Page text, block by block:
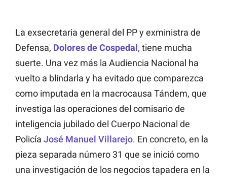
La exsecretaria general del PP y exministra de
Defensa, Dolores de Cospedal, tiene mucha
suerte. Una vez más la Audiencia Nacional ha
vuelto a blindarla y ha evitado que comparezca
como imputada en la macrocausa Tándem, que
investiga las operaciones del comisario de
inteligencia jubilado del Cuerpo Nacional de
Policía José Manuel Villarejo. En concreto, en la
pieza separada número 31 que se inició como
una investigación de los negocios tapadera en la